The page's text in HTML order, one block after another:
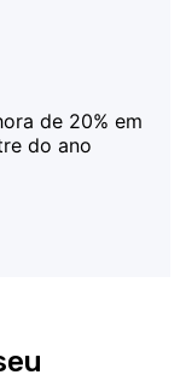
de 20% em
do ano